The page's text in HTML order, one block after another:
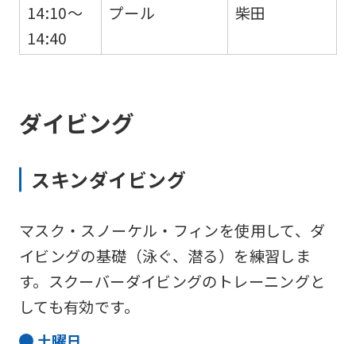
14:10～
14:40
プール
柴田
ダイビング
スキンダイビング
マスク・スノーケル・フィンを使用して、ダ
イビングの基礎（泳ぐ、潜る）を練習しま
す。スクーバーダイビングのトレーニングと
しても有効です。